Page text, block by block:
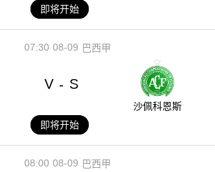
即将开始
08-09
07:30 巴西甲
V - S
沙佩科恩斯
即将开始
08-09
08:00 巴西甲